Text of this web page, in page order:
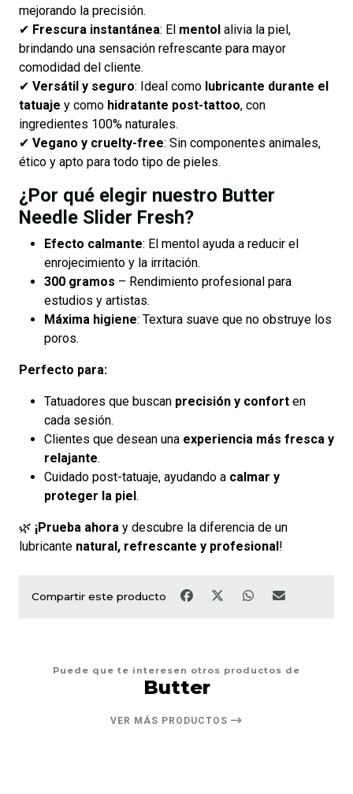
mejorando la precisión.
✔ Frescura instantánea: El mentol alivia la piel,
brindando una sensación refrescante para mayor
comodidad del cliente.
✔ Versátil y seguro: Ideal como lubricante durante el
tatuaje y como hidratante post-tattoo, con
ingredientes 100% naturales.
✔ Vegano y cruelty-free: Sin componentes animales,
ético y apto para todo tipo de pieles.
¿Por qué elegir nuestro Butter
Needle Slider Fresh?
Efecto calmante: El mentol ayuda a reducir el
enrojecimiento y la irritación.
300 gramos – Rendimiento profesional para
estudios y artistas.
Máxima higiene: Textura suave que no obstruye los
poros.
Perfecto para:
Tatuadores que buscan precisión y confort en
cada sesión.
Clientes que desean una experiencia más fresca y
relajante.
Cuidado post-tatuaje, ayudando a calmar y
proteger la piel.
🌿 ¡Prueba ahora y descubre la diferencia de un
lubricante natural, refrescante y profesional!
Compartir este producto
Puede que te interesen otros productos de
Butter
VER MÁS PRODUCTOS